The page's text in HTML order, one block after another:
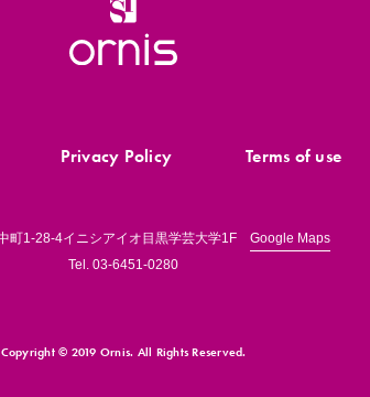
Privacy Policy Terms of use
町1-28-4イニシアイオ目黒学芸大学1F Google Maps
Tel. 03-6451-0280
Copyright © 2019 Ornis. All Rights Reserved.